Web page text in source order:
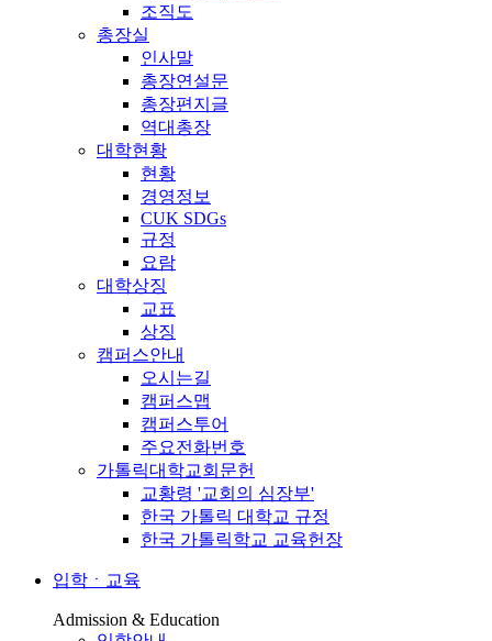
조직도
총장실
인사말
총장연설문
총장편지글
역대총장
대학현황
현황
경영정보
CUK SDGs
규정
요람
대학상징
교표
상징
캠퍼스안내
오시는길
캠퍼스맵
캠퍼스투어
주요전화번호
가톨릭대학교회문헌
교황령 '교회의 심장부'
한국 가톨릭 대학교 규정
한국 가톨릭학교 교육헌장
입학ㆍ교육
Admission & Education